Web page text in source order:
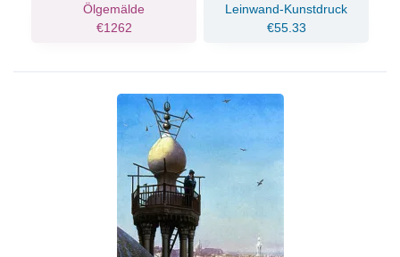
Ölgemälde
€1262
Leinwand-Kunstdruck
€55.33